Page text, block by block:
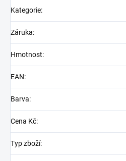
Kategorie:
Záruka:
Hmotnost:
EAN:
Barva:
Cena Kč:
Typ zboží: